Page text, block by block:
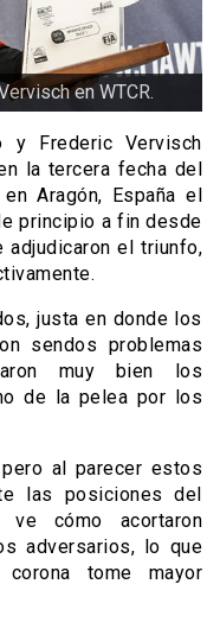
en WTCR.
y Frederic Vervisch
la tercera fecha del
Aragón, España el
principio a fin desde
adjudicaron el triunfo,
justa en donde los
sendos problemas
muy bien los
de la pelea por los
al parecer estos
las posiciones del
cómo acortaron
adversarios, lo que
tome mayor